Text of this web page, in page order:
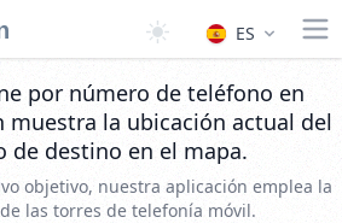
ES
por número de teléfono en
muestra la ubicación actual del
de destino en el mapa.
objetivo, nuestra aplicación emplea la
las torres de telefonía móvil.